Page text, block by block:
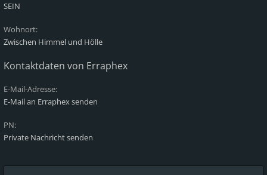
SEIN
Wohnort:
Zwischen Himmel und Hölle
Kontaktdaten von Erraphex
E-Mail-Adresse:
E-Mail an Erraphex senden
PN:
Private Nachricht senden